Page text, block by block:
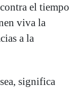
el tiempo
viva la
a la
significa